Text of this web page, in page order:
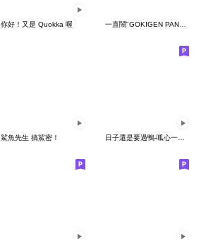
你好！又是 Quokka 喔 一直鬧"GOKIGEN PANDA" 台灣版
鯊魚先生 搞鯊密！ 日子還是要過鴨-呱心一下鴨